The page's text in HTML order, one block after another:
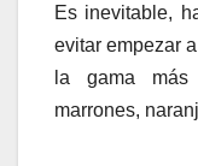
Es inevitable,
evitar empezar
la gama más
marrones,